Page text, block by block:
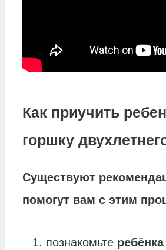
Как приучить
горшку
Существуют
помогут вам с этим
познакомьте ребёнка